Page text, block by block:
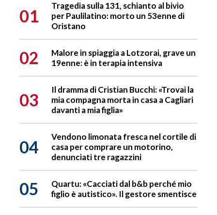
01
Tragedia sulla 131, schianto al bivio
per Paulilatino: morto un 53enne di
Oristano
02
Malore in spiaggia a Lotzorai, grave un
19enne: è in terapia intensiva
03
Il dramma di Cristian Bucchi: «Trovai la
mia compagna morta in casa a Cagliari
davanti a mia figlia»
04
Vendono limonata fresca nel cortile di
casa per comprare un motorino,
denunciati tre ragazzini
05
Quartu: «Cacciati dal b&b perché mio
figlio è autistico». Il gestore smentisce